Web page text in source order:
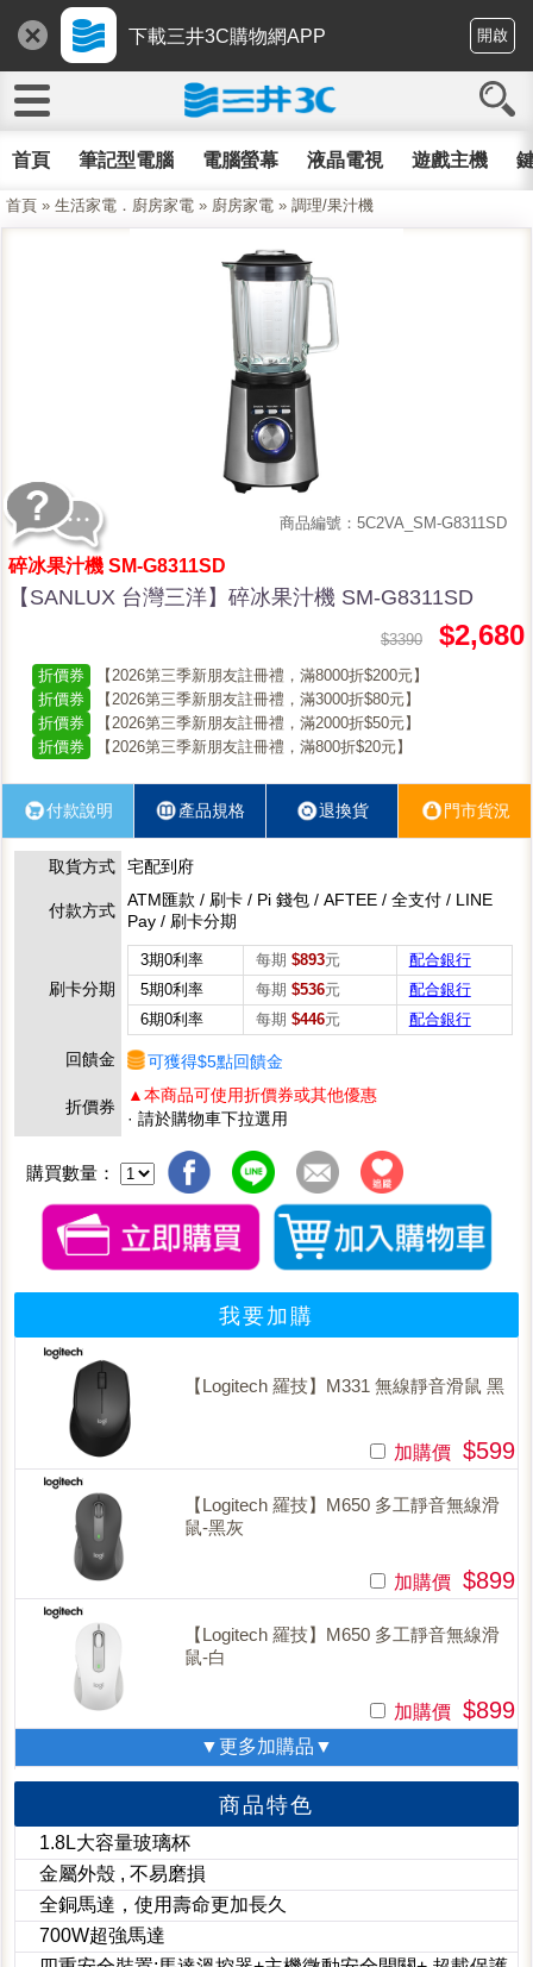
下載三井3C購物網APP 開啟
首頁 筆記型電腦 電腦螢幕 液晶電視 遊戲主機
首頁 » 生活家電．廚房家電 » 廚房家電 » 調理/果汁機
商品編號：5C2VA_SM-G8311SD
碎冰果汁機 SM-G8311SD
【SANLUX 台灣三洋】碎冰果汁機 SM-G8311SD
$3390 $2,680
折價券
【2026第三季新朋友註冊禮，滿8000折$200元】
折價券
【2026第三季新朋友註冊禮，滿3000折$80元】
折價券
【2026第三季新朋友註冊禮，滿2000折$50元】
折價券
【2026第三季新朋友註冊禮，滿800折$20元】
付款說明 產品規格 退換貨 門市貨況
取貨方式 宅配到府
付款方式
ATM匯款 / 刷卡 / Pi 錢包 / AFTEE / 全支付 / LINE
Pay / 刷卡分期
刷卡分期
3期0利率 每期 $893元
配合銀行
5期0利率
每期 $536元
配合銀行
6期0利率
每期 $446元 配合銀行
回饋金 可獲得$5點回饋金
折價券
▲本商品可使用折價券或其他優惠
· 請於購物車下拉選用
購買數量：
我要加購
【Logitech 羅技】M331 無線靜音滑鼠 黑
加購價 $599
【Logitech 羅技】M650 多工靜音無線滑
鼠-黑灰
加購價 $899
【Logitech 羅技】M650 多工靜音無線滑
鼠-白
加購價 $899
▼更多加購品▼
商品特色
1.8L大容量玻璃杯
金屬外殼 , 不易磨損
全銅馬達，使用壽命更加長久
700W超強馬達